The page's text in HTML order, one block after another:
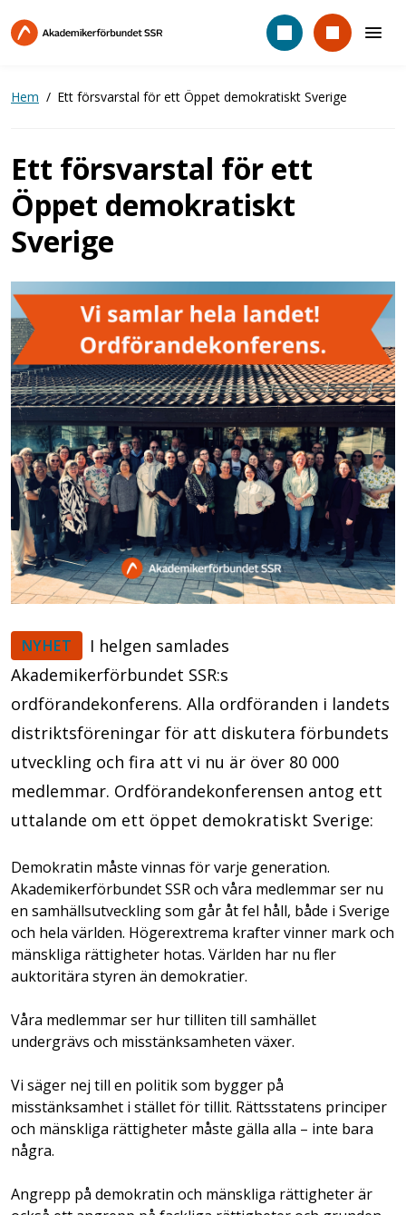
till
Hem Ett försvarstal för ett Öppet demokratiskt Sverige
Ett försvarstal för ett
Öppet demokratiskt
Sverige
NYHET
I helgen samlades
Akademikerförbundet SSR:s
ordförandekonferens. Alla ordföranden i landets
distriktsföreningar för att diskutera förbundets
utveckling och fira att vi nu är över 80 000
medlemmar. Ordförandekonferensen antog ett
uttalande om ett öppet demokratiskt Sverige:
Demokratin måste vinnas för varje generation.
Akademikerförbundet SSR och våra medlemmar ser nu
en samhällsutveckling som går åt fel håll, både i Sverige
och hela världen. Högerextrema krafter vinner mark och
mänskliga rättigheter hotas. Världen har nu fler
auktoritära styren än demokratier.
Våra medlemmar ser hur tilliten till samhället
undergrävs och misstänksamheten växer.
Vi säger nej till en politik som bygger på
misstänksamhet i stället för tillit. Rättsstatens principer
och mänskliga rättigheter måste gälla alla – inte bara
några.
Angrepp på demokratin och mänskliga rättigheter är